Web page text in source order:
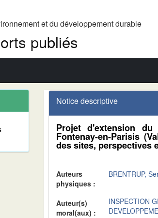
et du développement durable
publiés
Notice descriptive
Projet d'extension
Fontenay-en-Parisis
des sites, perspectives
Auteurs
physiques :
BRENTRUP,
Auteur(s)
moral(aux) :
INSPECTION